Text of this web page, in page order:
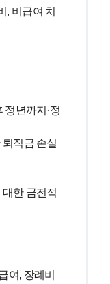
, 비급여 치
정년까지·정
퇴직금 손실
대한 금전적
여, 장례비